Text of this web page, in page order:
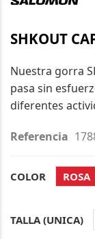
comienzo
la
de
imágenes
SHKOUT
Nuestra gorra
pasa sin
diferentes
Referencia
COLOR ROSA
TALLA (UNICA)